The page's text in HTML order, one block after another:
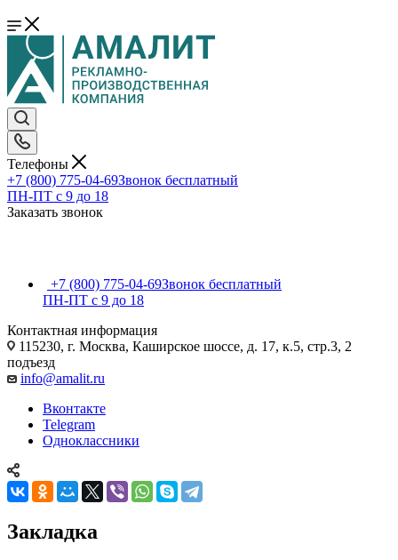
Телефоны
+7 (800) 775-04-69Звонок бесплатный
ПН-ПТ c 9 до 18
Заказать звонок
+7 (800) 775-04-69Звонок бесплатный
ПН-ПТ c 9 до 18
Контактная информация
115230, г. Москва, Каширское шоссе, д. 17, к.5, стр.3, 2
подъезд
info@amalit.ru
Вконтакте
Telegram
Одноклассники
Закладка